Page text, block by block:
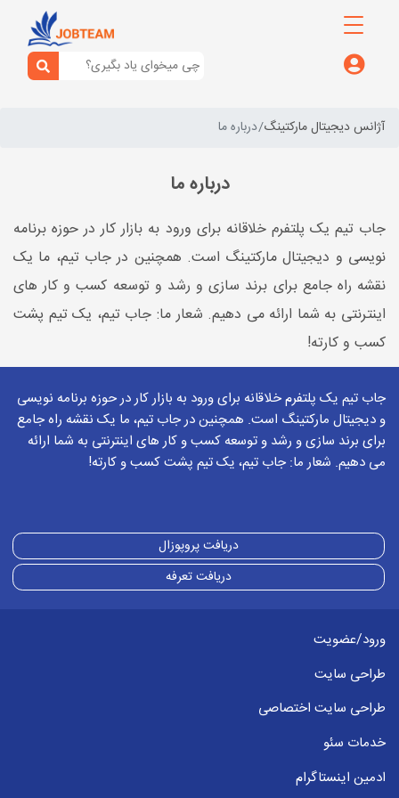
آژانس دیجیتال مارکتینگ درباره ما
درباره ما
جاب تیم یک پلتفرم خلاقانه برای ورود به بازار کار در حوزه برنامه
نویسی و دیجیتال مارکتینگ است. همچنین در جاب تیم، ما یک
نقشه راه جامع برای برند سازی و رشد و توسعه کسب و کار های
اینترنتی به شما ارائه می دهیم. شعار ما: جاب تیم، یک تیم پشت
کسب و کارته!
جاب تیم یک پلتفرم خلاقانه برای ورود به بازار کار در حوزه برنامه نویسی
و دیجیتال مارکتینگ است. همچنین در جاب تیم، ما یک نقشه راه جامع
برای برند سازی و رشد و توسعه کسب و کار های اینترنتی به شما ارائه
می دهیم. شعار ما: جاب تیم، یک تیم پشت کسب و کارته!
دریافت پروپوزال
دریافت تعرفه
ورود/عضویت
طراحی سایت
طراحی سایت اختصاصی
خدمات سئو
ادمین اینستاگرام